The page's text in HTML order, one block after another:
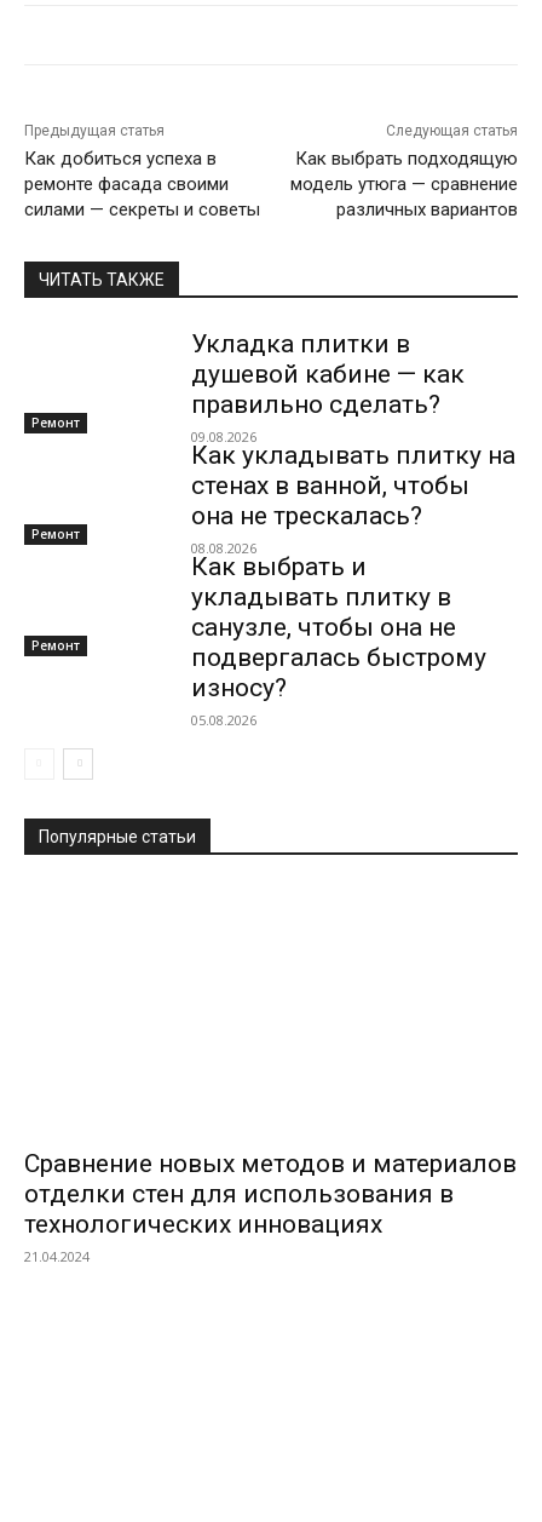
Предыдущая статья
Как добиться успеха в
ремонте фасада своими
силами — секреты и советы
Следующая статья
Как выбрать подходящую
модель утюга — сравнение
различных вариантов
ЧИТАТЬ ТАКЖЕ
Ремонт
Укладка плитки в
душевой кабине — как
правильно сделать?
09.08.2026
Ремонт
Как укладывать плитку на
стенах в ванной, чтобы
она не трескалась?
08.08.2026
Ремонт
Как выбрать и
укладывать плитку в
санузле, чтобы она не
подвергалась быстрому
износу?
05.08.2026
Популярные статьи
Сравнение новых методов и материалов
отделки стен для использования в
технологических инновациях
21.04.2024